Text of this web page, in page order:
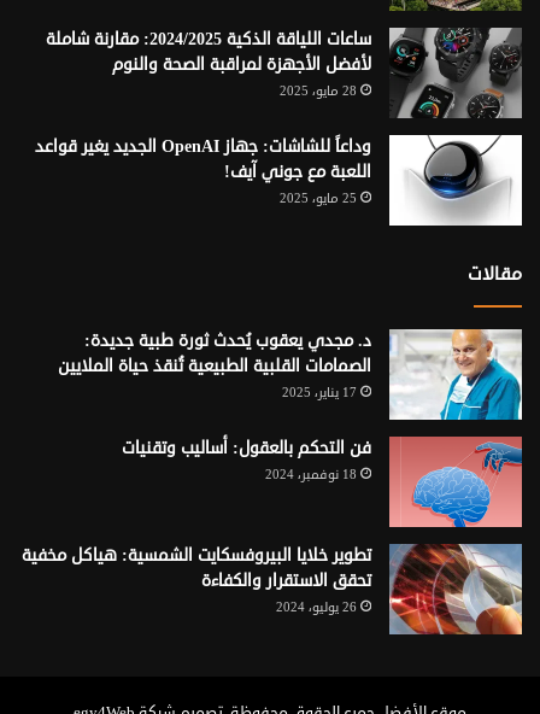
ساعات اللياقة الذكية 2024/2025: مقارنة شاملة
لأفضل الأجهزة لمراقبة الصحة والنوم
28 مايو، 2025
وداعاً للشاشات: جهاز OpenAI الجديد يغير قواعد
اللعبة مع جوني آيف!
25 مايو، 2025
مقالات
د. مجدي يعقوب يُحدث ثورة طبية جديدة:
الصمامات القلبية الطبيعية تُنقذ حياة الملايين
17 يناير، 2025
فن التحكم بالعقول: أساليب وتقنيات
18 نوفمبر، 2024
تطوير خلايا البيروفسكايت الشمسية: هياكل مخفية
تحقق الاستقرار والكفاءة
26 يوليو، 2024